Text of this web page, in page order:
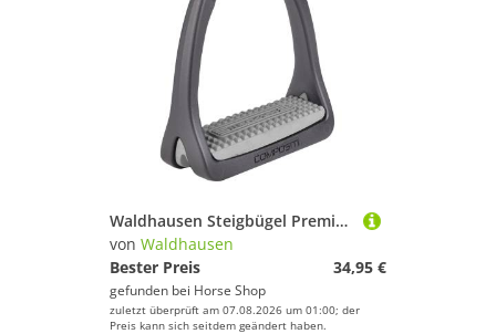
Waldhausen Steigbügel Premium Light
von Waldhausen
Bester Preis
34,95 €
gefunden bei Horse Shop
zuletzt überprüft am 07.08.2026 um 01:00; der
Preis kann sich seitdem geändert haben.